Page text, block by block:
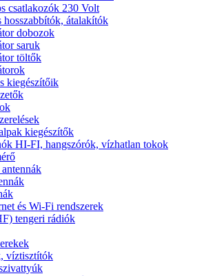
csatlakozók 230 Volt
hosszabbítók, átalakítók
dobozok
saruk
töltők
kiegészítőik
kiegészítők
HI-FI, hangszórók, vízhatlan tokok
és Wi-Fi rendszerek
tengeri rádiók
víztisztítók